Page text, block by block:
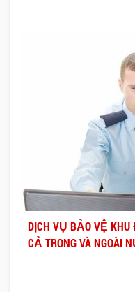
DỊCH VỤ BẢO VỆ
CẢ TRONG VÀ NGOÀI